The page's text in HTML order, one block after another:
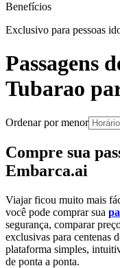
Benefícios
Exclusivo para pessoas
Passagens
Tubarao
Ordenar por menor
Compre sua
Embarca.ai
Viajar ficou muito mais
você pode comprar sua
segurança, comparar
exclusivas para centenas
plataforma simples,
de ponta a ponta.